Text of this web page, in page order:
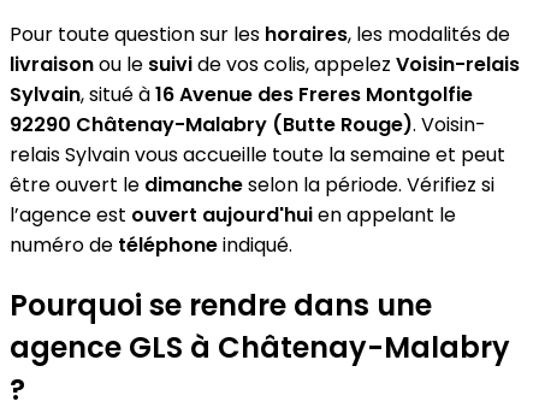
Pour toute question sur les horaires, les modalités de
livraisonou le suivide vos colis, appelez Voisin-relais
Sylvain, situé à16 Avenue des Freres Montgolfie
92290 Châtenay-Malabry (Butte Rouge). Voisin-
relais Sylvain vous accueille toute la semaine et peut
être ouvert le dimancheselon la période. Vérifiez si
l’agence est ouvert aujourd'huien appelant le
numéro de téléphoneindiqué.
Pourquoi se rendre dans une
agence GLS à Châtenay-Malabry
?